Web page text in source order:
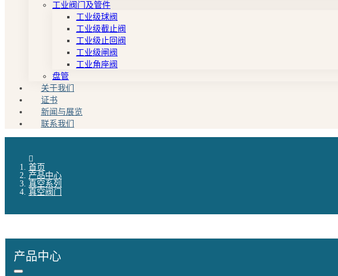
工业阀门及管件
工业级球阀
工业级截止阀
工业级止回阀
工业级闸阀
工业角座阀
盘管
关于我们
证书
新闻与展览
联系我们
首页
产品中心
真空系列
真空阀门
产品中心